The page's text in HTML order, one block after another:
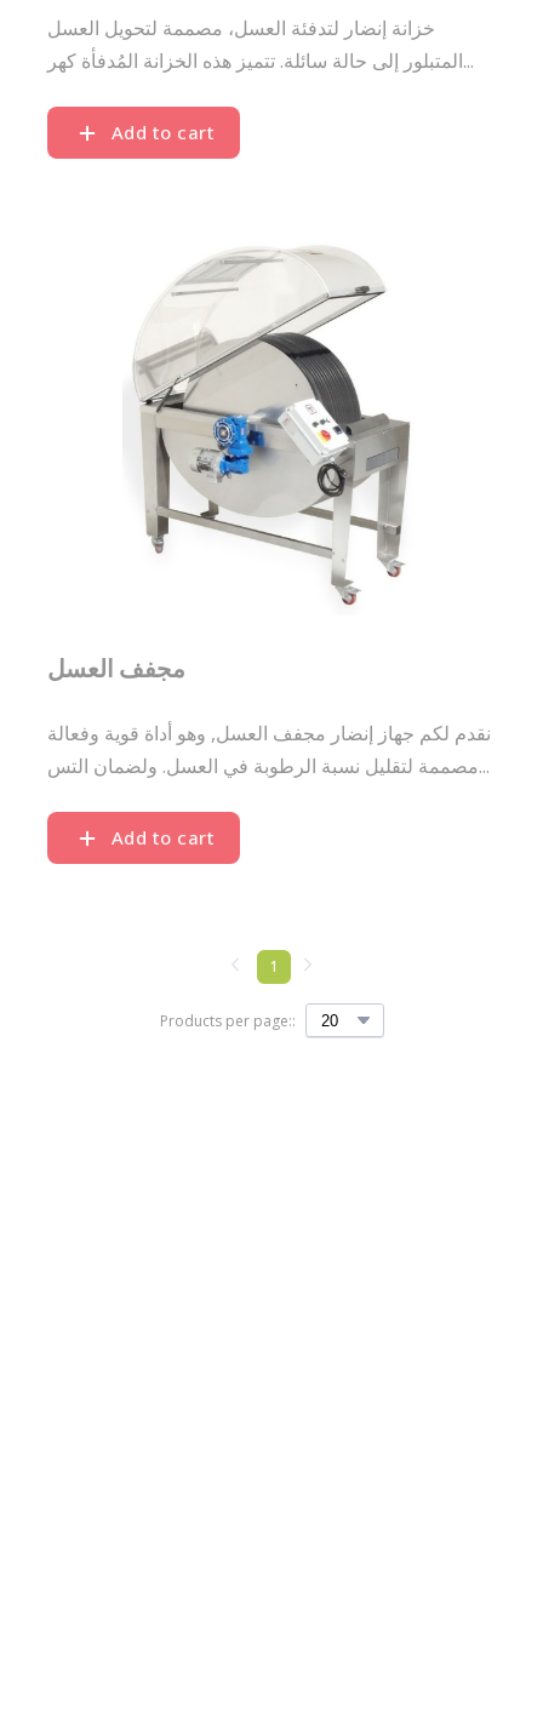
خزانة إنضار لتدفئة العسل، مصممة لتحويل العسل
المتبلور إلى حالة سائلة. تتميز هذه الخزانة المُدفأة كهر...
Add to cart
مجفف العسل
نقدم لكم جهاز إنضار مجفف العسل, وهو أداة قوية وفعالة
مصممة لتقليل نسبة الرطوبة في العسل. ولضمان التس...
Add to cart
Products per page::
1